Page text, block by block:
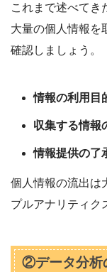
これまで述べてき
大量の個人情報を
確認しましょう。
情報の利用目
収集する情報
情報提供の了
個人情報の流出は
プルアナリティク
②データ分析